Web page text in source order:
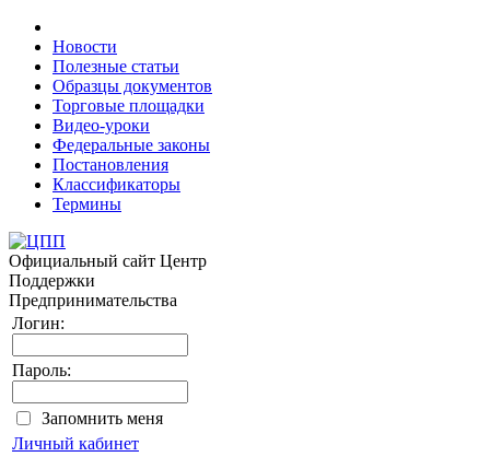
Новости
Полезные статьи
Образцы документов
Торговые площадки
Видео-уроки
Федеральные законы
Постановления
Классификаторы
Термины
Официальный сайт Центр
Поддержки
Предпринимательства
Логин:
Пароль:
Запомнить меня
Личный кабинет